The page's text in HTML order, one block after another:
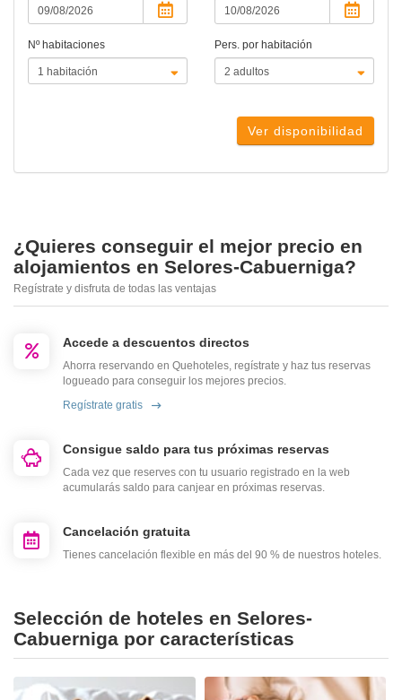
Nº habitaciones Pers. por habitación
Ver disponibilidad
¿Quieres conseguir el mejor precio en
alojamientos en Selores-Cabuerniga?
Regístrate y disfruta de todas las ventajas
Accede a descuentos directos
Ahorra reservando en Quehoteles, regístrate y haz tus reservas
logueado para conseguir los mejores precios.
Regístrate gratis
Consigue saldo para tus próximas reservas
Cada vez que reserves con tu usuario registrado en la web
acumularás saldo para canjear en próximas reservas.
Cancelación gratuita
Tienes cancelación flexible en más del 90 % de nuestros hoteles.
Selección de hoteles en Selores-
Cabuerniga por características